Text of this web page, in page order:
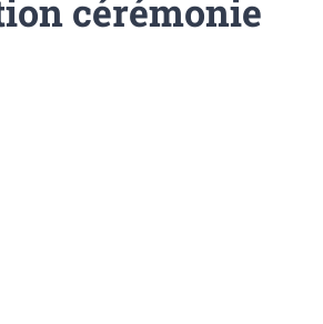
cérémonie